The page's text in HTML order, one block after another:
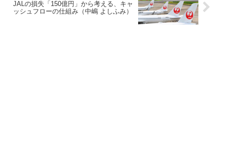
JALの損失「150億円」から考える、キャ
ッシュフローの仕組み（中嶋 よしふみ）